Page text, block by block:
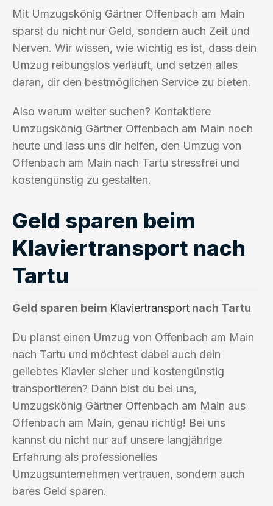
Mit Umzugskönig Gärtner Offenbach am Main
sparst du nicht nur Geld, sondern auch Zeit und
Nerven. Wir wissen, wie wichtig es ist, dass dein
Umzug reibungslos verläuft, und setzen alles
daran, dir den bestmöglichen Service zu bieten.
Also warum weiter suchen? Kontaktiere
Umzugskönig Gärtner Offenbach am Main noch
heute und lass uns dir helfen, den Umzug von
Offenbach am Main nach Tartu stressfrei und
kostengünstig zu gestalten.
Geld sparen beim
Klaviertransport nach
Tartu
Geld sparen beim Klaviertransport nach Tartu
Du planst einen Umzug von Offenbach am Main
nach Tartu und möchtest dabei auch dein
geliebtes Klavier sicher und kostengünstig
transportieren? Dann bist du bei uns,
Umzugskönig Gärtner Offenbach am Main aus
Offenbach am Main, genau richtig! Bei uns
kannst du nicht nur auf unsere langjährige
Erfahrung als professionelles
Umzugsunternehmen vertrauen, sondern auch
bares Geld sparen.